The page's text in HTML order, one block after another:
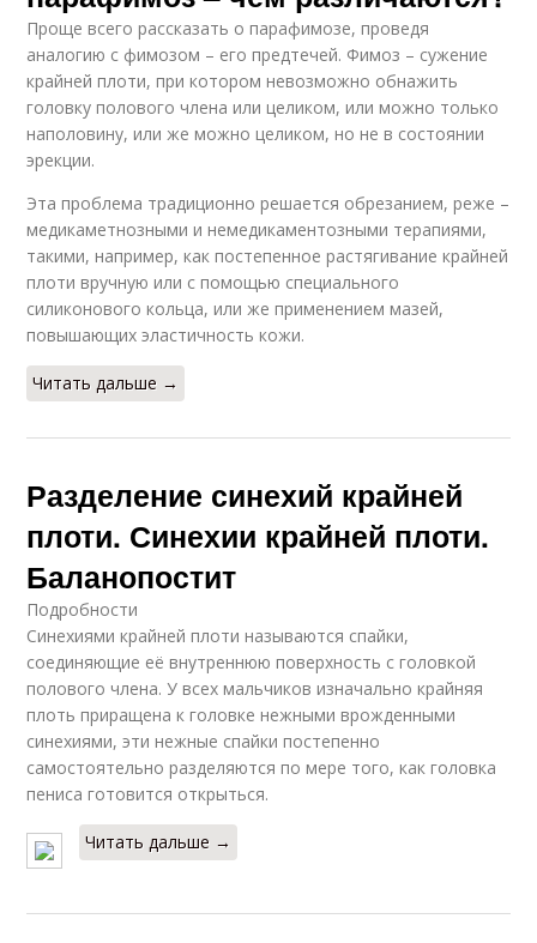
Проще всего рассказать о парафимозе, проведя
аналогию с фимозом – его предтечей. Фимоз – сужение
крайней плоти, при котором невозможно обнажить
головку полового члена или целиком, или можно только
наполовину, или же можно целиком, но не в состоянии
эрекции.
Эта проблема традиционно решается обрезанием, реже –
медикаметнозными и немедикаментозными терапиями,
такими, например, как постепенное растягивание крайней
плоти вручную или с помощью специального
силиконового кольца, или же применением мазей,
повышающих эластичность кожи.
Читать дальше →
Разделение синехий крайней
плоти. Синехии крайней плоти.
Баланопостит
Подробности
Синехиями крайней плоти называются спайки,
соединяющие её внутреннюю поверхность с головкой
полового члена. У всех мальчиков изначально крайняя
плоть приращена к головке нежными врожденными
синехиями, эти нежные спайки постепенно
самостоятельно разделяются по мере того, как головка
пениса готовится открыться.
Читать дальше →